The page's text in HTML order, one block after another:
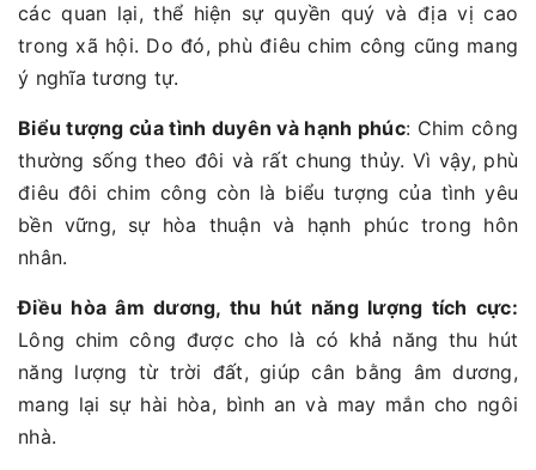
các quan lại, thể hiện sự quyền quý và địa vị cao
trong xã hội. Do đó, phù điêu chim công cũng mang
ý nghĩa tương tự.
Biểu tượng của tình duyên và hạnh phúc: Chim công
thường sống theo đôi và rất chung thủy. Vì vậy, phù
điêu đôi chim công còn là biểu tượng của tình yêu
bền vững, sự hòa thuận và hạnh phúc trong hôn
nhân.
Điều hòa âm dương, thu hút năng lượng tích cực:
Lông chim công được cho là có khả năng thu hút
năng lượng từ trời đất, giúp cân bằng âm dương,
mang lại sự hài hòa, bình an và may mắn cho ngôi
nhà.